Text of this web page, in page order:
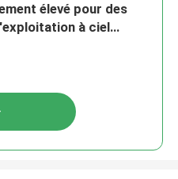
élevé pour des
à ciel